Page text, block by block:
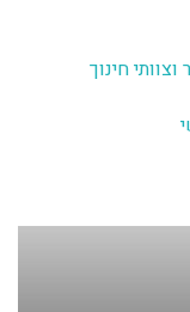
וצוותי חינוך